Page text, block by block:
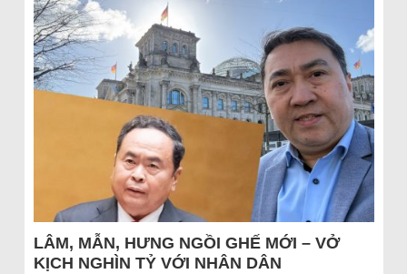
LÂM, MẪN, HƯNG NGỒI GHẾ MỚI – VỞ
KỊCH NGHÌN TỶ VỚI NHÂN DÂN